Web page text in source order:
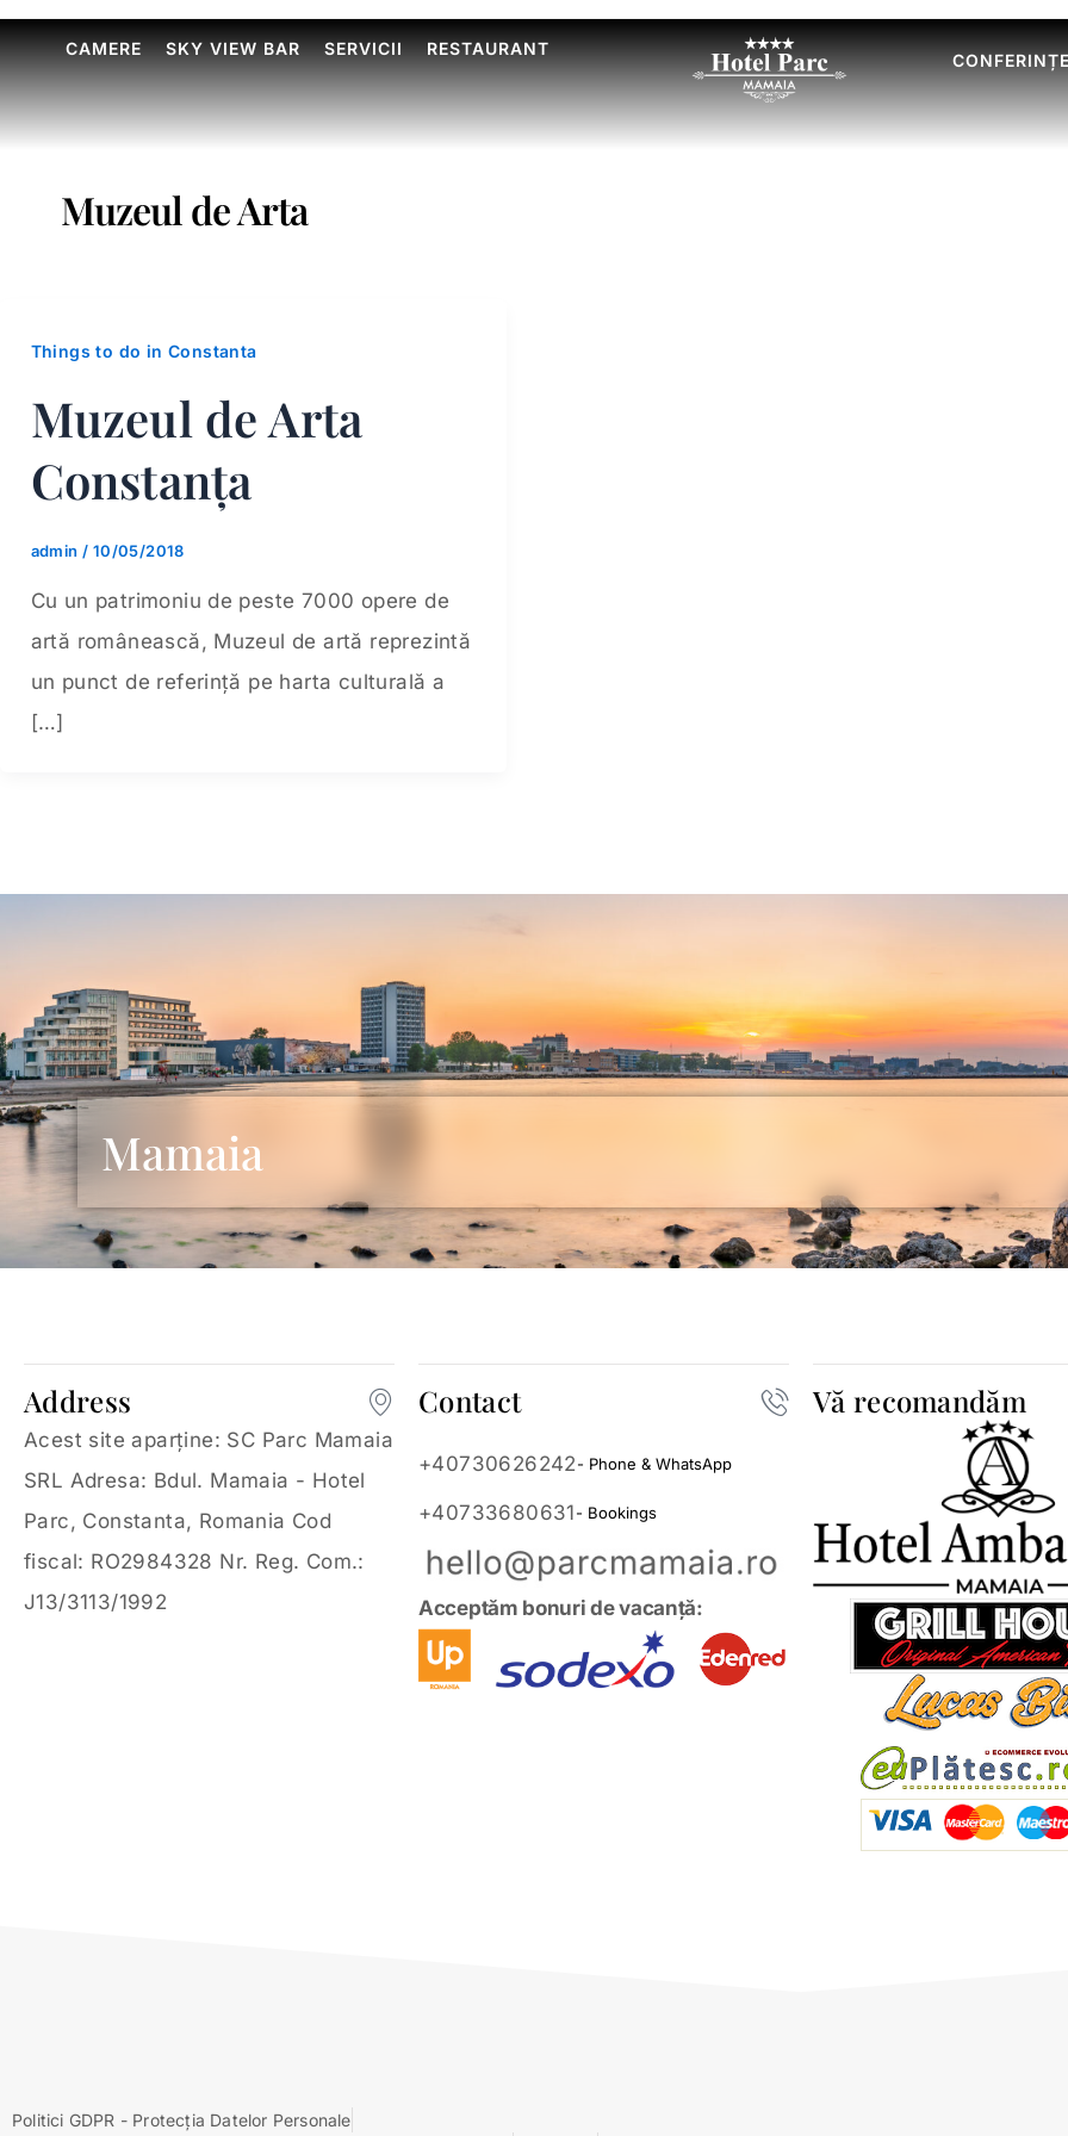
CAMERE SKY VIEW BAR SERVICII RESTAURANT
CONFERINȚE
Muzeul de Arta
Things to do in Constanta
Muzeul de Arta
Constanța
admin / 10/05/2018
Cu un patrimoniu de peste 7000 opere de
artă românească, Muzeul de artă reprezintă
un punct de referință pe harta culturală a
[…]
Mamaia
Address
Acest site aparține: SC Parc Mamaia
SRL Adresa: Bdul. Mamaia - Hotel
Parc, Constanta, Romania Cod
fiscal: RO2984328 Nr. Reg. Com.:
J13/3113/1992
Contact
+40730626242- Phone & WhatsApp
+40733680631- Bookings
Acceptăm bonuri de vacanță:
Vă recomandăm
Politici GDPR - Protecția Datelor Personale